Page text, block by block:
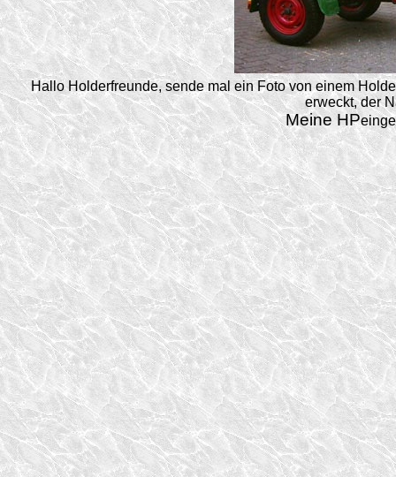
Hallo Holderfreunde, sende mal ein Foto von einem
erweckt, der
Meine HP